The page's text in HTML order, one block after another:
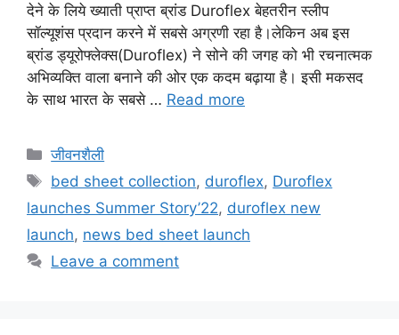
देने के लिये ख्याती प्राप्त ब्रांड Duroflex बेहतरीन स्‍लीप
सॉल्‍यूशंस प्रदान करने में सबसे अग्रणी रहा है।लेकिन अब इस
ब्रांड ड्यूरोफ्लेक्‍स(Duroflex) ने सोने की जगह को भी रचनात्‍मक
अभिव्‍यक्ति वाला बनाने की ओर एक कदम बढ़ाया है। इसी मकसद
के साथ भारत के सबसे … Read more
जीवनशैली
bed sheet collection, duroflex, Duroflex
launches Summer Story’22, duroflex new
launch, news bed sheet launch
Leave a comment